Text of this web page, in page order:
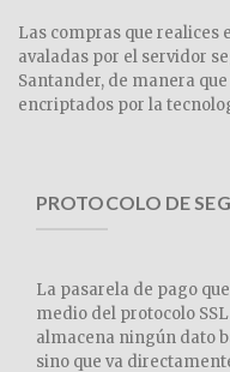
Las compras que realices
avaladas por el servidor
Santander, de manera
encriptados por la
PROTOCOLO DE
La pasarela de pago
medio del protocolo
almacena ningún dato
sino que va